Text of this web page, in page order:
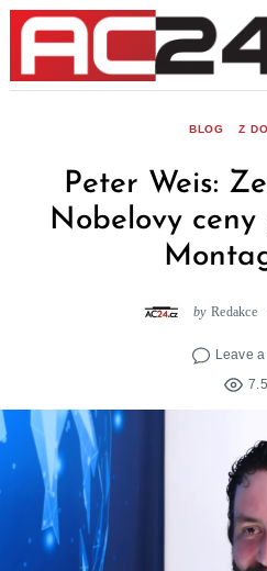
Skip
content
BLOG Z
Peter Weis:
Nobelovy
by Redakce
Leave
7.5